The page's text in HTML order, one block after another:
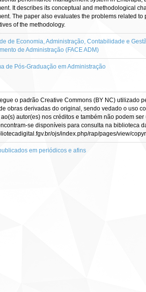
It describes its conceptual and methodological
The paper also evaluates the problems related
of the methodology.
de Economia, Administração, Contabilidade e
de Administração (FACE ADM)
de Pós-Graduação em Administração
o padrão Creative Commons (BY NC) utilizado
obras derivadas do original, sendo vedado o uso
autor(es) nos créditos e também não podem
se disponíveis para consulta na biblioteca
ojs/index.php/rap/pages/view/
em periódicos e afins